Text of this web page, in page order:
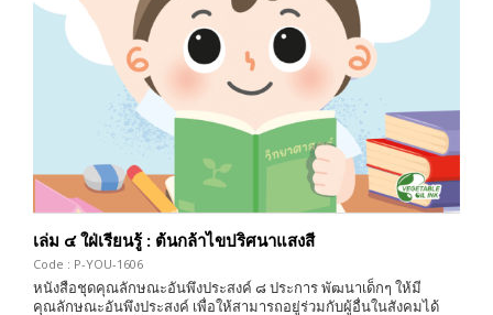
เล่ม ๔ ใฝ่เรียนรู้ : ต้นกล้าไขปริศนาแสงสี
Code : P-YOU-1606
หนังสือชุดคุณลักษณะอันพึงประสงค์ ๘ ประการ พัฒนาเด็กๆ ให้มี
คุณลักษณะอันพึงประสงค์ เพื่อให้สามารถอยู่ร่วมกับผู้อื่นในสังคมได้